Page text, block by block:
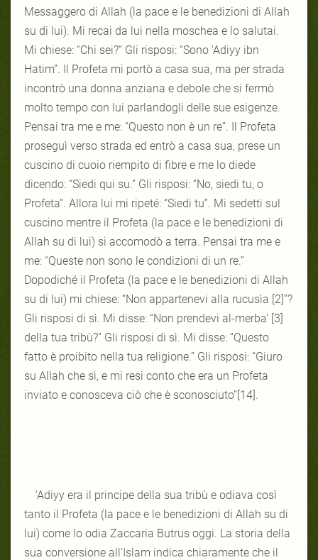
Messaggero di Allah (la pace e le benedizioni di Allah
su di lui). Mi recai da lui nella moschea e lo salutai.
Mi chiese: “Chi sei?” Gli risposi: “Sono ‘Adiyy ibn
Hatim”. Il Profeta mi portò a casa sua, ma per strada
incontrò una donna anziana e debole che si fermò
molto tempo con lui parlandogli delle sue esigenze.
Pensai tra me e me: “Questo non è un re”. Il Profeta
proseguì verso strada ed entrò a casa sua, prese un
cuscino di cuoio riempito di fibre e me lo diede
dicendo: “Siedi qui su.” Gli risposi: “No, siedi tu, o
Profeta”. Allora lui mi ripeté: “Siedi tu”. Mi sedetti sul
cuscino mentre il Profeta (la pace e le benedizioni di
Allah su di lui) si accomodò a terra. Pensai tra me e
me: “Queste non sono le condizioni di un re.”
Dopodiché il Profeta (la pace e le benedizioni di Allah
su di lui) mi chiese: “Non appartenevi alla rucusìa [2]”?
Gli risposi di sì. Mi disse: “Non prendevi al-merba' [3]
della tua tribù?” Gli risposi di sì. Mi disse: “Questo
fatto è proibito nella tua religione.” Gli risposi: “Giuro
su Allah che sì, e mi resi conto che era un Profeta
inviato e conosceva ciò che è sconosciuto”[14].
‘Adiyy era il principe della sua tribù e odiava così
tanto il Profeta (la pace e le benedizioni di Allah su di
lui) come lo odia Zaccaria Butrus oggi. La storia della
sua conversione all'Islam indica chiaramente che il